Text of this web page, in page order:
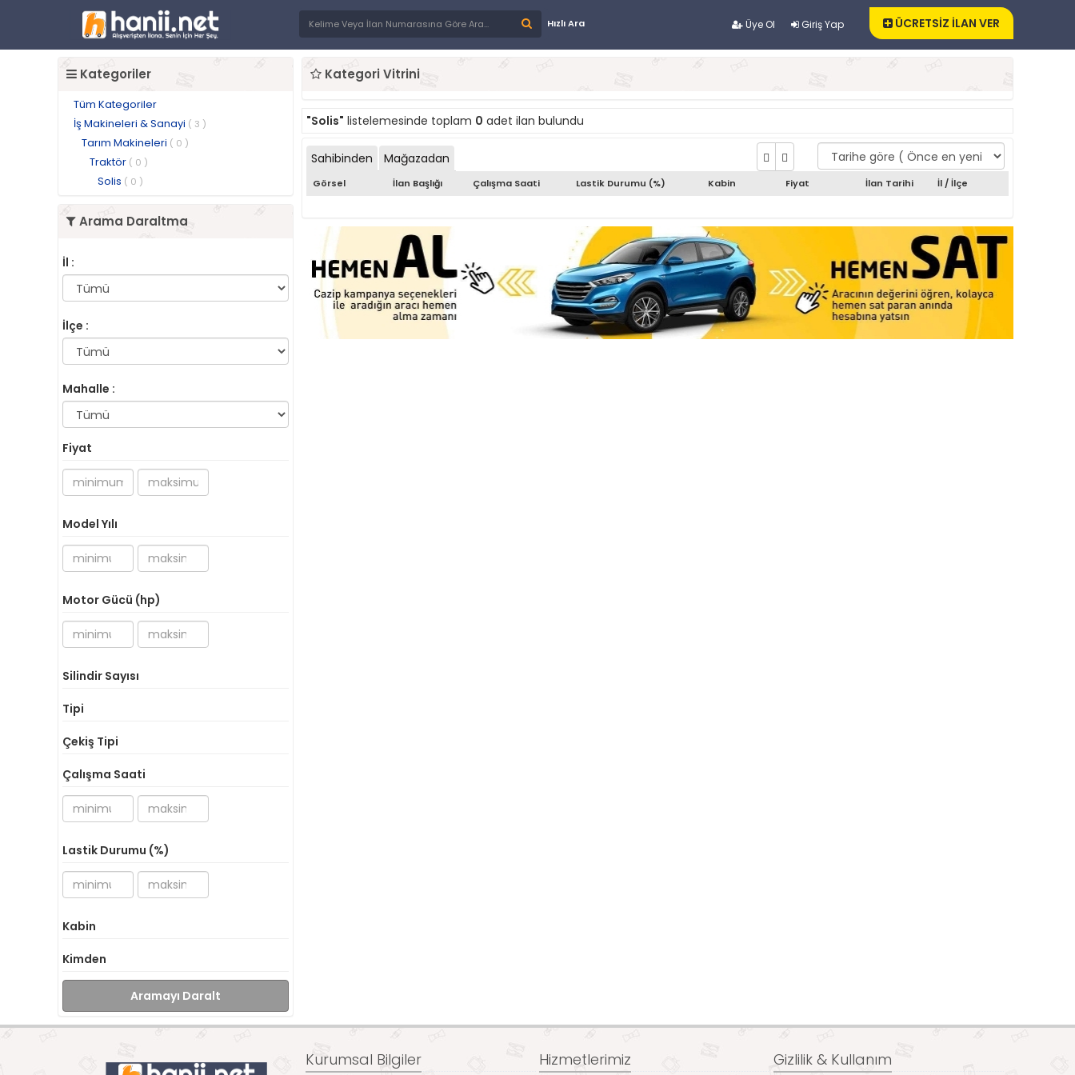
Üye Ol Giriş Yap
Hızlı Ara ÜCRETSİZ İLAN VER
Kategoriler
Tüm Kategoriler
İş Makineleri & Sanayi ( 3 )
Tarım Makineleri ( 0 )
Traktör ( 0 )
Solis ( 0 )
Arama Daraltma
İl :
İlçe :
Mahalle :
Fiyat
Model Yılı
Motor Gücü (hp)
Silindir Sayısı
Tipi
Çekiş Tipi
Çalışma Saati
Lastik Durumu (%)
Kabin
Kimden
Aramayı Daralt
Kategori Vitrini
"Solis" listelemesinde toplam 0 adet ilan bulundu
Sahibinden Mağazadan
Görsel İlan Başlığı Çalışma Saati Lastik Durumu (%) Kabin Fiyat İlan Tarihi İl / İlçe
Kurumsal Bilgiler Hizmetlerimiz Gizlilik & Kullanım